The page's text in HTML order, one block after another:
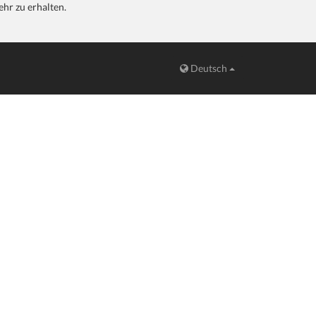
zu erhalten.
Deutsch